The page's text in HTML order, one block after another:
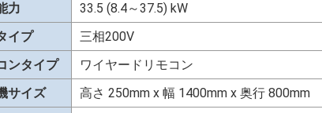
力
33.5 (8.4～37.5) kW
イプ
三相200V
ンタイプ
ワイヤードリモコン
サイズ
高さ 250mm x 幅 1400mm x 奥行 800mm